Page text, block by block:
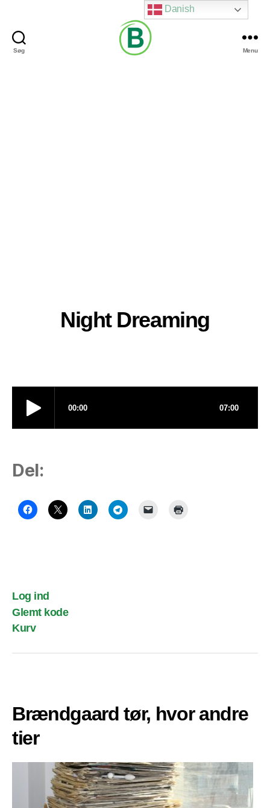
Søg Menu
Night Dreaming
Del:
Log ind
Glemt kode
Kurv
Brændgaard tør, hvor andre
tier
Danish